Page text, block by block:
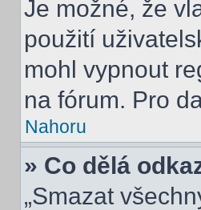
Je možné, že
použití
mohl vypnout
na fórum. Pro
Nahoru
» Co dělá
„Smazat